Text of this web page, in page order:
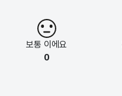
보통 이에요
0